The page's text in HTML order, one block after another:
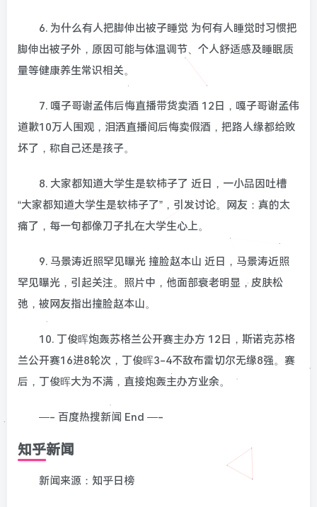
6. 为什么有人把脚伸出被子睡觉 为何有人睡觉时习惯把
脚伸出被子外，原因可能与体温调节、个人舒适感及睡眠质
量等健康养生常识相关。
7. 嘎子哥谢孟伟后悔直播带货卖酒 12日，嘎子哥谢孟伟
道歉10万人围观，泪洒直播间后悔卖假酒，把路人缘都给败
坏了，称自己还是孩子。
8. 大家都知道大学生是软柿子了 近日，一小品因吐槽
“大家都知道大学生是软柿子了”，引发讨论。网友：真的太
痛了，每一句都像刀子扎在大学生心上。
9. 马景涛近照罕见曝光 撞脸赵本山 近日，马景涛近照
罕见曝光，引起关注。照片中，他面部衰老明显，皮肤松
弛，被网友指出撞脸赵本山。
10. 丁俊晖炮轰苏格兰公开赛主办方 12日，斯诺克苏格
兰公开赛16进8轮次，丁俊晖3-4不敌布雷切尔无缘8强。赛
后，丁俊晖大为不满，直接炮轰主办方业余。
—- 百度热搜新闻 End —-
知乎新闻
新闻来源：知乎日榜